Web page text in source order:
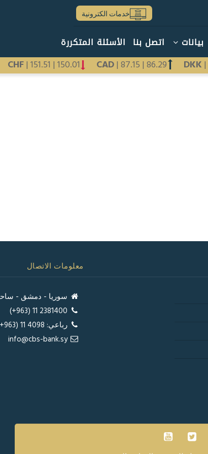
خدمات الكترونية
بيانات اتصل بنا الأسئلة المتكررة
DKK
CAD |87.15 |86.29
CHF |151.51 |150.01
معلومات الاتصال
سوريا - دمشق -
رباعي: 4098 11 (963+)
info@cbs-bank.sy